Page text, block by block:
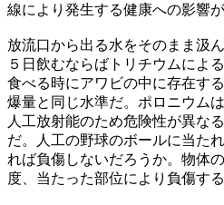
線により発生する健康への影響
放流口から出る水をそのまま汲
５日飲むならばトリチウムによ
食べる時にアワビの中に存在す
爆量と同じ水準だ。ポロニウム
人工放射能のため危険性が異な
だ。人工の野球のボールに当た
れば負傷しないだろうか。物体
度、当たった部位により負傷す